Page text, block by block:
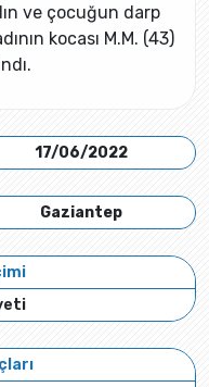
ve çocuğun darp
kocası M.M. (43)
17/06/2022
Gaziantep